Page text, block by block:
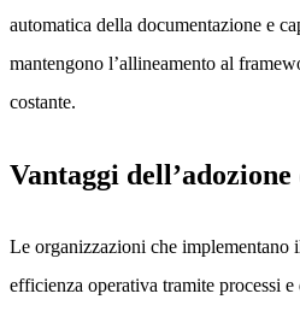
automatica della documentazione e
mantengono l’allineamento al
costante.
Vantaggi
Le organizzazioni che
efficienza operativa tramite processi